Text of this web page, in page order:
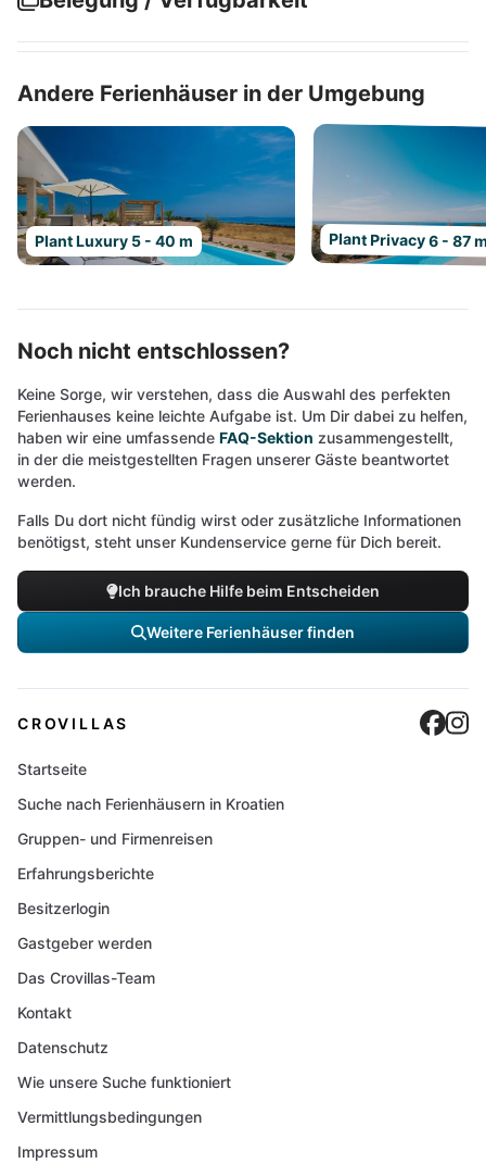
Andere Ferienhäuser in der Umgebung
Plant Luxury 5 - 40 m Plant Privacy 6 - 87
Noch nicht entschlossen?
Keine Sorge, wir verstehen, dass die Auswahl des perfekten
Ferienhauses keine leichte Aufgabe ist. Um Dir dabei zu helfen,
haben wir eine umfassende FAQ-Sektion zusammengestellt,
in der die meistgestellten Fragen unserer Gäste beantwortet
werden.
Falls Du dort nicht fündig wirst oder zusätzliche Informationen
benötigst, steht unser Kundenservice gerne für Dich bereit.
Ich brauche Hilfe beim Entscheiden
Weitere Ferienhäuser finden
CROVILLAS
Startseite
Suche nach Ferienhäusern in Kroatien
Gruppen- und Firmenreisen
Erfahrungsberichte
Besitzerlogin
Gastgeber werden
Das Crovillas-Team
Kontakt
Datenschutz
Wie unsere Suche funktioniert
Vermittlungsbedingungen
Impressum